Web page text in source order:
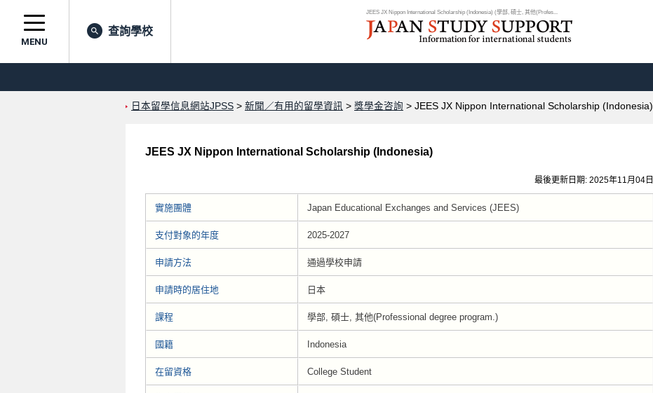
JEES JX Nippon International Scholarship (Indonesia) (學部, 碩士, 其他(Profes...
MENU
查詢學校
日本留學信息網站JPSS > 新聞／有用的留學資訊 > 獎學金咨詢 > JEES JX Nippon International Scholarship (Indonesia)
JEES JX Nippon International Scholarship (Indonesia)
最後更新日期: 2025年11月04日
實施團體 Japan Educational Exchanges and Services (JEES)
支付對象的年度 2025-2027
申請方法 通過學校申請
申請時的居住地 日本
課程 學部, 碩士, 其他(Professional degree program.)
國籍 Indonesia
在留資格 College Student